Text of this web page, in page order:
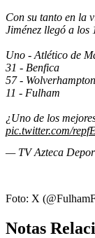
Con su tanto en la
Jiménez llegó a los
Uno - Atlético de
31 - Benfica
57 - Wolverhampton
11 - Fulham
¿Uno de los
pic.twitter.com/
— TV Azteca
Foto: X
Notas